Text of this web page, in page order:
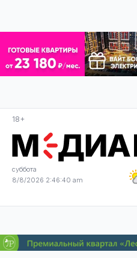
18+
суббота
8/8/2026 2:46:40 am